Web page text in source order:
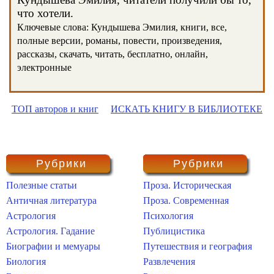
что хотели.
Ключевые слова: Кундышева Эмилия, книги, все,
полные версии, романы, повести, произведения,
рассказы, скачать, читать, бесплатно, онлайн,
электронные
ТОП авторов и книг ИСКАТЬ КНИГУ В БИБЛИОТЕКЕ
Рубрики
Полезные статьи
Античная литература
Астрология
Астрология. Гадание
Биографии и мемуары
Биология
Рубрики
Проза. Историческая
Проза. Современная
Психология
Публицистика
Путешествия и география
Развлечения